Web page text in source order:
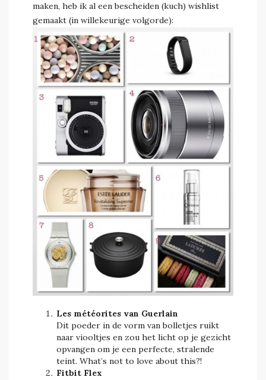
maken, heb ik al een bescheiden (kuch) wishlist
gemaakt (in willekeurige volgorde):
Les météorites van Guerlain
Dit poeder in de vorm van bolletjes ruikt
naar viooltjes en zou het licht op je gezicht
opvangen om je een perfecte, stralende
teint. What’s not to love about this?!
Fitbit Flex